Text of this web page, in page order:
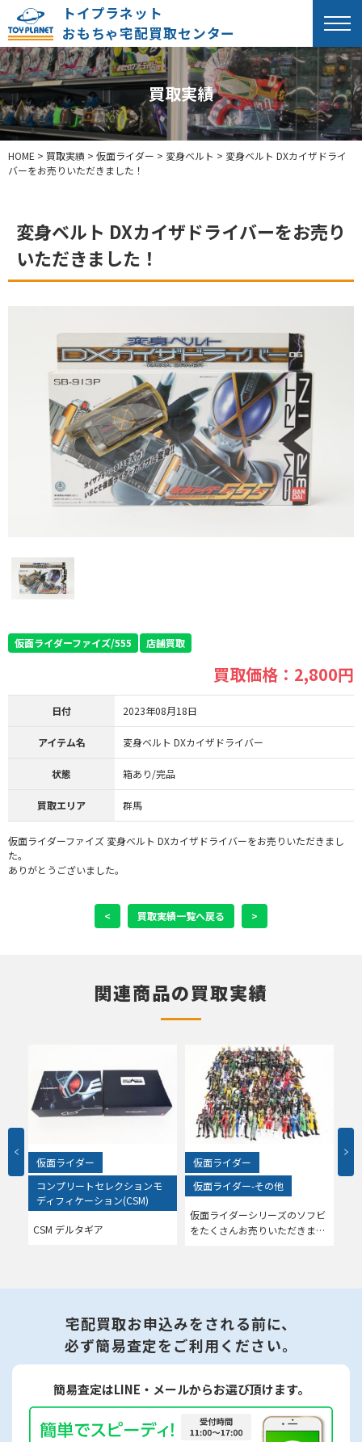
トイプラネット
おもちゃ宅配買取センター
買取実績
HOME > 買取実績 > 仮面ライダー > 変身ベルト > 変身ベルト DXカイザドライ
バーをお売りいただきました！
変身ベルト DXカイザドライバーをお売り
いただきました！
仮面ライダーファイズ/555 店舗買取
買取価格：2,800円
日付 2023年08月18日
アイテム名 変身ベルト DXカイザドライバー
状態 箱あり/完品
買取エリア 群馬
仮面ライダーファイズ 変身ベルト DXカイザドライバーをお売りいただきまし
た。
ありがとうございました。
< 買取実績一覧へ戻る >
関連商品の買取実績
仮面ライダー
コンプリートセレクションモ
ディフィケーション(CSM)
CSM デルタギア
仮面ライダー
仮面ライダー-その他
仮面ライダーシリーズのソフビ
をたくさんお売りいただきまし
宅配買取お申込みをされる前に、
必ず簡易査定をご利用ください。
簡易査定はLINE・メールからお選び頂けます。